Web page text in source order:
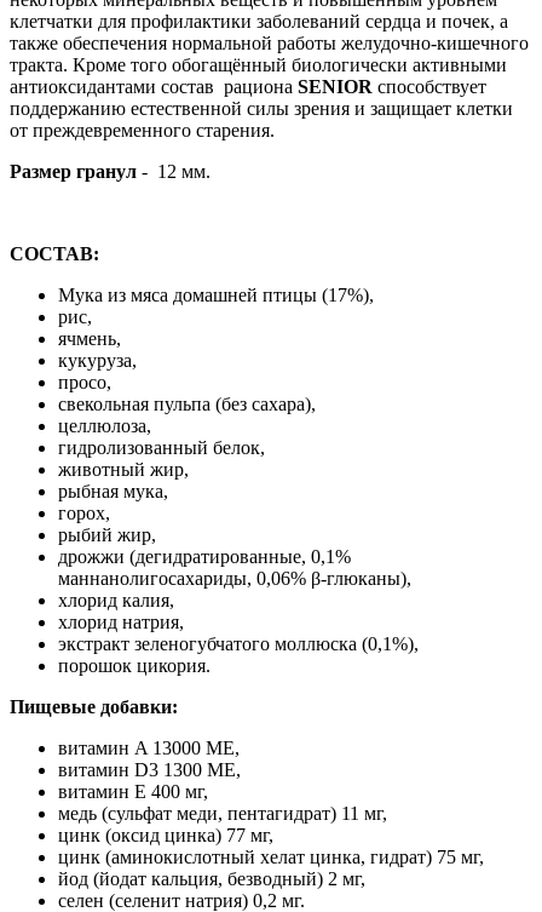
клетчатки для профилактики заболеваний сердца и почек, а
также обеспечения нормальной работы желудочно-кишечного
тракта. Кроме того обогащённый биологически активными
антиоксидантами состав рациона SENIOR способствует
поддержанию естественной силы зрения и защищает клетки
от преждевременного старения.
Размер гранул - 12 мм.
СОСТАВ:
Мука из мяса домашней птицы (17%),
рис,
ячмень,
кукуруза,
просо,
свекольная пульпа (без сахара),
целлюлоза,
гидролизованный белок,
животный жир,
рыбная мука,
горох,
рыбий жир,
дрожжи (дегидратированные, 0,1%
маннанолигосахариды, 0,06% β-глюканы),
хлорид калия,
хлорид натрия,
экстракт зеленогубчатого моллюска (0,1%),
порошок цикория.
Пищевые добавки:
витамин A 13000 МЕ,
витамин D3 1300 МЕ,
витамин E 400 мг,
медь (сульфат меди, пентагидрат) 11 мг,
цинк (оксид цинка) 77 мг,
цинк (аминокислотный хелат цинка, гидрат) 75 мг,
йод (йодат кальция, безводный) 2 мг,
селен (селенит натрия) 0,2 мг.